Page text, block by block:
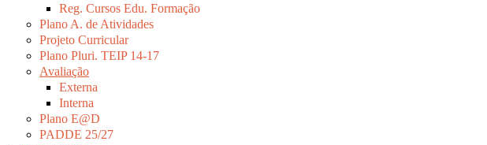
Reg. Cursos Edu. Formação
Plano A. de Atividades
Projeto Curricular
Plano Pluri. TEIP 14-17
Avaliação
Externa
Interna
Plano E@D
PADDE 25/27